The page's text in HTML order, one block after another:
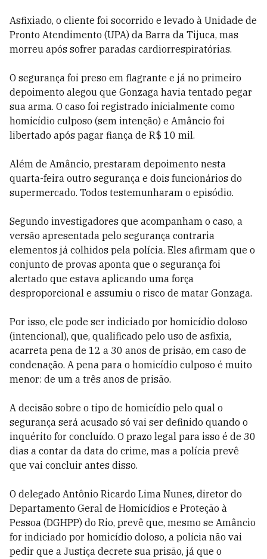
Asfixiado, o cliente foi socorrido e levado à Unidade de
Pronto Atendimento (UPA) da Barra da Tijuca, mas
morreu após sofrer paradas cardiorrespiratórias.
O segurança foi preso em flagrante e já no primeiro
depoimento alegou que Gonzaga havia tentado pegar
sua arma. O caso foi registrado inicialmente como
homicídio culposo (sem intenção) e Amâncio foi
libertado após pagar fiança de R$ 10 mil.
Além de Amâncio, prestaram depoimento nesta
quarta-feira outro segurança e dois funcionários do
supermercado. Todos testemunharam o episódio.
Segundo investigadores que acompanham o caso, a
versão apresentada pelo segurança contraria
elementos já colhidos pela polícia. Eles afirmam que o
conjunto de provas aponta que o segurança foi
alertado que estava aplicando uma força
desproporcional e assumiu o risco de matar Gonzaga.
Por isso, ele pode ser indiciado por homicídio doloso
(intencional), que, qualificado pelo uso de asfixia,
acarreta pena de 12 a 30 anos de prisão, em caso de
condenação. A pena para o homicídio culposo é muito
menor: de um a três anos de prisão.
A decisão sobre o tipo de homicídio pelo qual o
segurança será acusado só vai ser definido quando o
inquérito for concluído. O prazo legal para isso é de 30
dias a contar da data do crime, mas a polícia prevê
que vai concluir antes disso.
O delegado Antônio Ricardo Lima Nunes, diretor do
Departamento Geral de Homicídios e Proteção à
Pessoa (DGHPP) do Rio, prevê que, mesmo se Amâncio
for indiciado por homicídio doloso, a polícia não vai
pedir que a Justiça decrete sua prisão, já que o